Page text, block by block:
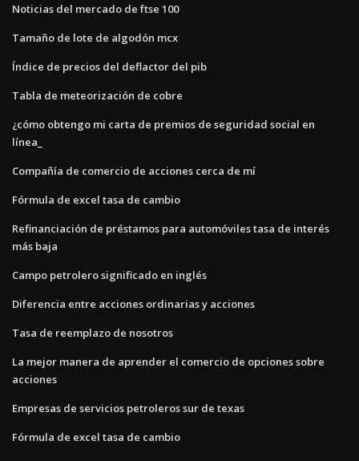
Noticias del mercado de ftse 100
Tamaño de lote de algodón mcx
Índice de precios del deflactor del pib
Tabla de meteorización de cobre
¿cómo obtengo mi carta de premios de seguridad social en
línea_
Compañía de comercio de acciones cerca de mí
Fórmula de excel tasa de cambio
Refinanciación de préstamos para automóviles tasa de interés
más baja
Campo petrolero significado en inglés
Diferencia entre acciones ordinarias y acciones
Tasa de reemplazo de nosotros
La mejor manera de aprender el comercio de opciones sobre
acciones
Empresas de servicios petroleros sur de texas
Fórmula de excel tasa de cambio